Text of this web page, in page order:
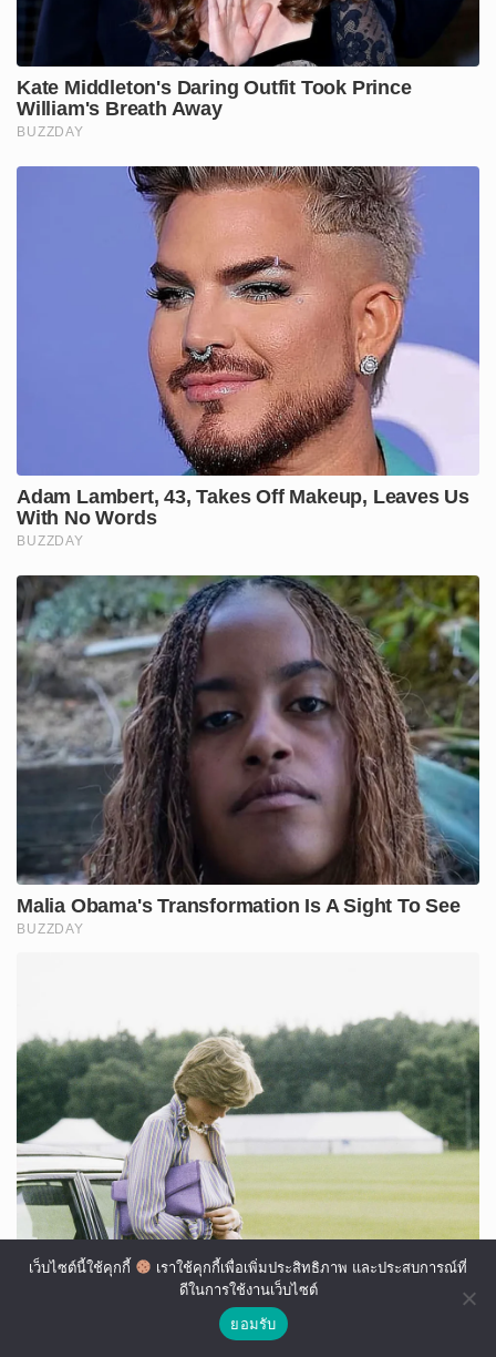
เว็บไซต์นี้ใช้คุกกี้
เราใช้คุกกี้เพื่อเพิ่มประสิทธิภาพ และประสบการณ์ที่
ดีในการใช้งานเว็บไซต์
ยอมรับ